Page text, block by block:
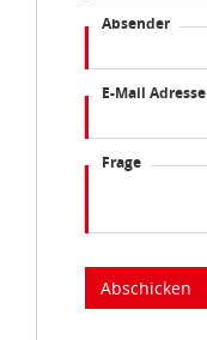
Absender
E-Mail Adresse
Frage
Abschicken